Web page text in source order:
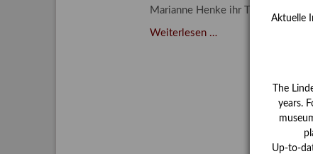
Marianne Henke ihr Tätigkeitsfeld
Weiterlesen …Verschenkt,
Kunstdetektivinnen
Aktuelle
The
years.
Up-to-